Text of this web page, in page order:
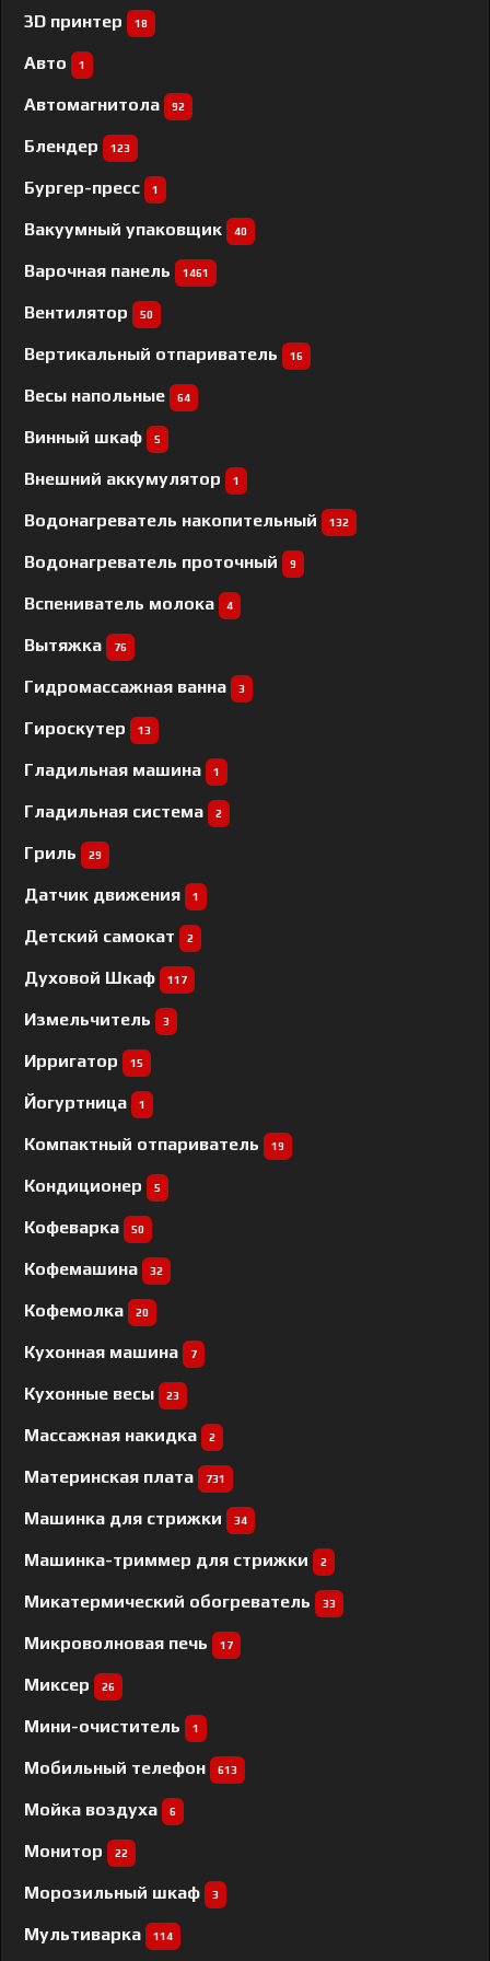
3D принтер 18
Авто 1
Автомагнитола 92
Блендер 123
Бургер-пресс 1
Вакуумный упаковщик 40
Варочная панель 1461
Вентилятор 50
Вертикальный отпариватель 16
Весы напольные 64
Винный шкаф 5
Внешний аккумулятор 1
Водонагреватель накопительный 132
Водонагреватель проточный 9
Вспениватель молока 4
Вытяжка 76
Гидромассажная ванна 3
Гироскутер 13
Гладильная машина 1
Гладильная система 2
Гриль 29
Датчик движения 1
Детский самокат 2
Духовой Шкаф 117
Измельчитель 3
Ирригатор 15
Йогуртница 1
Компактный отпариватель 19
Кондиционер 5
Кофеварка 50
Кофемашина 32
Кофемолка 20
Кухонная машина 7
Кухонные весы 23
Массажная накидка 2
Материнская плата 731
Машинка для стрижки 34
Машинка-триммер для стрижки 2
Микатермический обогреватель 33
Микроволновая печь 17
Миксер 26
Мини-очиститель 1
Мобильный телефон 613
Мойка воздуха 6
Монитор 22
Морозильный шкаф 3
Мультиварка 114